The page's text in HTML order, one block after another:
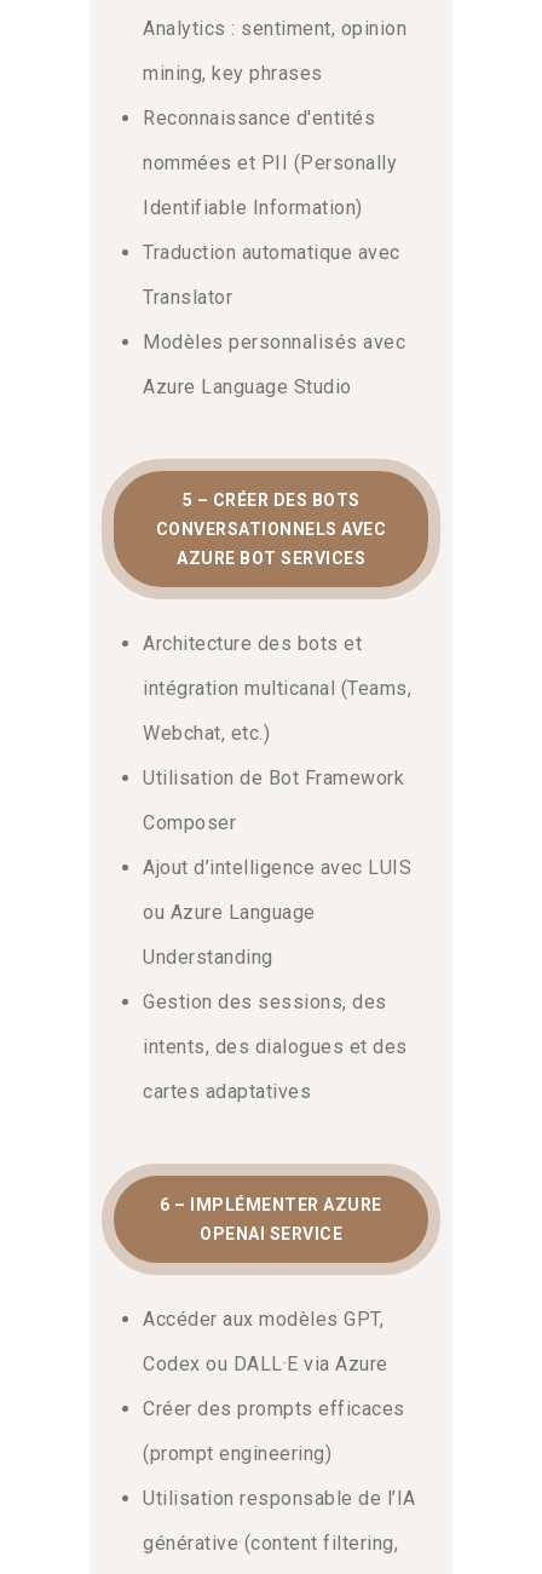
Analytics : sentiment, opinion
mining, key phrases
Reconnaissance d'entités
nommées et PII (Personally
Identifiable Information)
Traduction automatique avec
Translator
Modèles personnalisés avec
Azure Language Studio
5 – CRÉER DES BOTS
CONVERSATIONNELS AVEC
AZURE BOT SERVICES
Architecture des bots et
intégration multicanal (Teams,
Webchat, etc.)
Utilisation de Bot Framework
Composer
Ajout d’intelligence avec LUIS
ou Azure Language
Understanding
Gestion des sessions, des
intents, des dialogues et des
cartes adaptatives
6 – IMPLÉMENTER AZURE
OPENAI SERVICE
Accéder aux modèles GPT,
Codex ou DALL·E via Azure
Créer des prompts efficaces
(prompt engineering)
Utilisation responsable de l’IA
générative (content filtering,